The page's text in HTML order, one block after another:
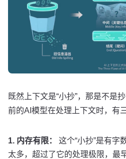
既然上下文是“小抄”，那是不是
前的AI模型在处理上下文时，有
1. 内存有限：
这个“小抄”是有字
太多，超过了它的处理极限，最